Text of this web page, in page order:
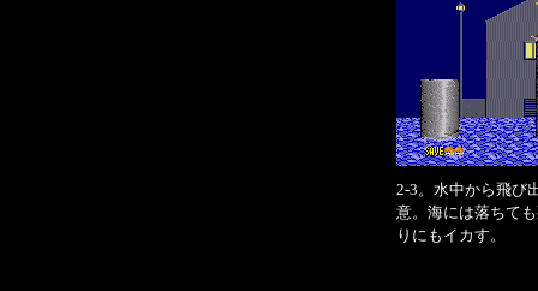
2-3。水中から飛び
意。海には落ちて
りにもイカす。